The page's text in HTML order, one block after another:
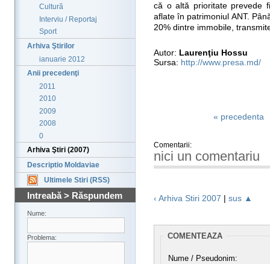
Cultură
Interviu / Reportaj
Sport
Arhiva Ştirilor
ianuarie 2012
Anii precedenţi
2011
2010
2009
2008
0
Arhiva Ştiri (2007)
Descriptio Moldaviae
Ultimele Stiri (RSS)
Intreabă > Răspundem
Nume:
Problema:
că o altă prioritate prevede
aflate în patrimoniul ANT.
20% dintre immobile,
Autor: Laurenţiu Hossu
Sursa: http://www.presa.md/
« precedenta
Comentarii:
nici un comentariu
‹ Arhiva Stiri 2007 | sus ▲
COMENTEAZA
Nume / Pseudonim: